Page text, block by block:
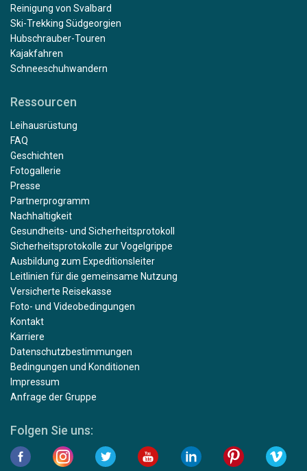
Reinigung von Svalbard
Ski-Trekking Südgeorgien
Hubschrauber-Touren
Kajakfahren
Schneeschuhwandern
Ressourcen
Leihausrüstung
FAQ
Geschichten
Fotogallerie
Presse
Partnerprogramm
Nachhaltigkeit
Gesundheits- und Sicherheitsprotokoll
Sicherheitsprotokolle zur Vogelgrippe
Ausbildung zum Expeditionsleiter
Leitlinien für die gemeinsame Nutzung
Versicherte Reisekasse
Foto- und Videobedingungen
Kontakt
Karriere
Datenschutzbestimmungen
Bedingungen und Konditionen
Impressum
Anfrage der Gruppe
Folgen Sie uns: